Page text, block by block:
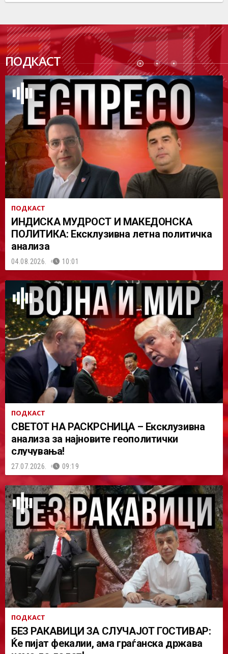
ПОДКАСТ
ПОДК
АСТ
ПОДКАСТ
ИНДИСКА МУДРОСТ И МАКЕДОНСКА
ПОЛИТИКА: Ексклузивна летна политичка
анализа
04.08.2026. 10:01
ПОДКАСТ
СВЕТОТ НА РАСКРСНИЦА – Ексклузивна
анализа за најновите геополитички
случувања!
27.07.2026. 09:19
ПОДКАСТ
БЕЗ РАКАВИЦИ ЗА СЛУЧАЈОТ ГОСТИВАР:
Ќе пијат фекалии, ама граѓанска држава